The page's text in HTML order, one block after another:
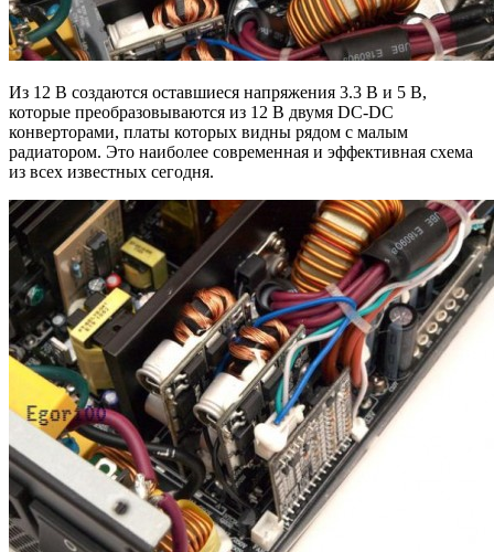
Из 12 В создаются оставшиеся напряжения 3.3 В и 5 В,
которые преобразовываются из 12 В двумя DC-DC
конверторами, платы которых видны рядом с малым
радиатором. Это наиболее современная и эффективная схема
из всех известных сегодня.